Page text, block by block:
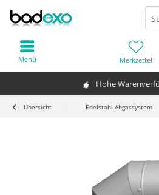
Hohe
Merkzettel
Menü
Übersicht Edelstahl Abgassystem